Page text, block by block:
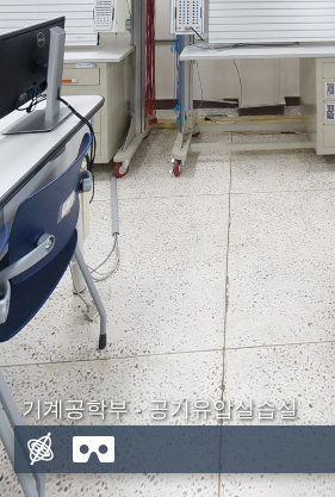
기계공학부 - 공기유압실습실